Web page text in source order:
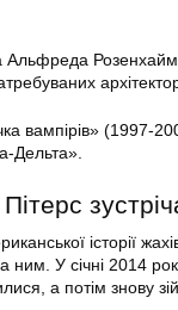
Альфреда
вампірів» (1997-
Дельта».
історії
ним. У січні 2014
а потім знову